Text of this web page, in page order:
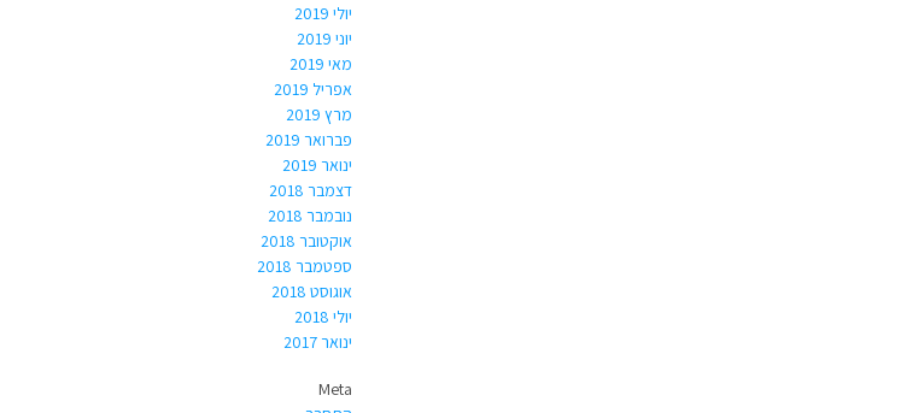
יולי 2019
יוני 2019
מאי 2019
אפריל 2019
מרץ 2019
פברואר 2019
ינואר 2019
דצמבר 2018
נובמבר 2018
אוקטובר 2018
ספטמבר 2018
אוגוסט 2018
יולי 2018
ינואר 2017
Meta